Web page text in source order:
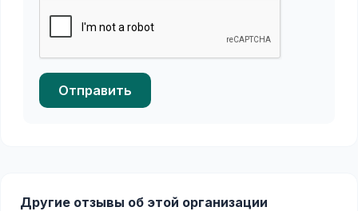
Отправить
Другие отзывы об этой организации